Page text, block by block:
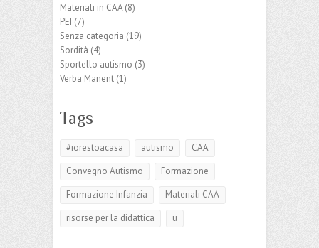
Materiali in CAA(8)
PEI (7)
Senza categoria (19)
Sordità (4)
Sportello autismo (3)
Verba Manent (1)
Tags
#iorestoacasa autismo
CAA
Convegno Autismo
Formazione
Formazione Infanzia
Materiali CAA
risorse per la didattica
u